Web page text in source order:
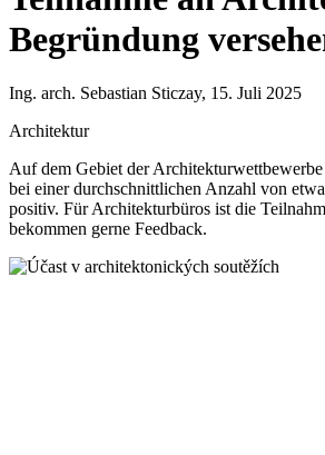
Begründung
Ing. arch. Sebastian Sticzay, 15. Juli 2025
Architektur
Auf dem Gebiet der
bei einer durchschnittlichen Anzahl von etwa
positiv. Für Architekturbüros ist die
bekommen gerne Feedback.